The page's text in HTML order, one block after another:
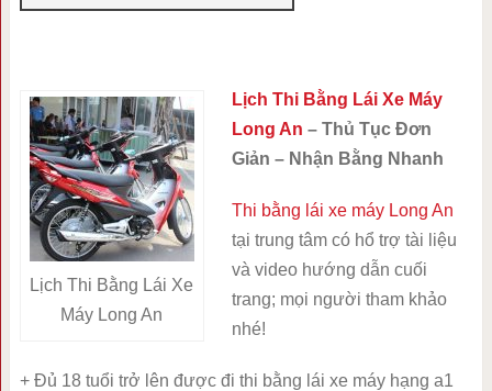
Lịch Thi Bằng Lái Xe
Máy Long An
Lịch Thi Bằng Lái Xe Máy
Long An – Thủ Tục Đơn
Giản – Nhận Bằng Nhanh
Thi bằng lái xe máy Long An
tại trung tâm có hổ trợ tài liệu
và video hướng dẫn cuối
trang; mọi người tham khảo
nhé!
+ Đủ 18 tuổi trở lên được đi thi bằng lái xe máy hạng a1